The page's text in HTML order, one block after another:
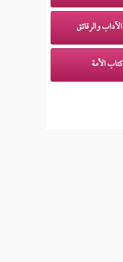
الآداب والرقائق
كتاب الأمة